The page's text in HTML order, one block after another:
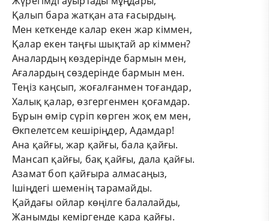
Қалып бара жатқан ата ғасырдың.
Мен кеткенде калар екен жар кіммен,
Қалар екен таңғы шықтай ар кіммен?
Аналардың көздерінде бармын мен,
Ағалардың сөздерінде бармын мен.
Теңіз каңсып, жоғалғанмен тоғандар,
Халық қалар, өзгергенмен қоғамдар.
Бұрын өмір сүріп көрген жоқ ем мен,
Өкпелетсем кешіріңдер, Адамдар!
Ана қайғы, жар қайғы, бала қайғы.
Мансап қайғы, бақ қайғы, дала қайғы.
Азамат боп қайғыра алмасаңыз,
Ішіңдегі шеменің тарамайды.
Қайдағы ойлар көңілге балалайды,
Жанымды кеміргенде қара қайғы.